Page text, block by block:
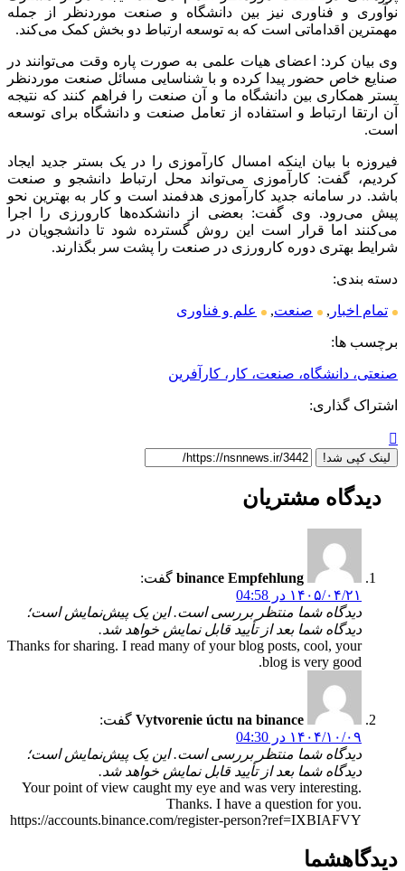
نوآوری و فناوری نیز بین دانشگاه و صنعت موردنظر از جمله
مهمترین اقداماتی است که به توسعه ارتباط دو بخش کمک می‌کند.
وی بیان کرد: اعضای هیات علمی به صورت پاره وقت می‌توانند در
صنایع خاص حضور پیدا کرده و با شناسایی مسائل صنعت موردنظر
بستر همکاری بین دانشگاه ما و آن صنعت را فراهم کنند که نتیجه
آن ارتقا ارتباط و استفاده از تعامل صنعت و دانشگاه برای توسعه
است.
فیروزه با بیان اینکه امسال کارآموزی را در یک بستر جدید ایجاد
کردیم، گفت: کارآموزی می‌تواند محل ارتباط دانشجو و صنعت
باشد. در سامانه جدید کارآموزی هدفمند است و کار به بهترین نحو
پیش می‌رود. وی گفت: بعضی از دانشکده‌ها کارورزی را اجرا
می‌کنند اما قرار است این روش گسترده شود تا دانشجویان در
شرایط بهتری دوره کارورزی در صنعت را پشت سر بگذارند.
دسته بندی:
تمام اخبار , صنعت, علم و فناوری
برچسب ها:
صنعتی، دانشگاه، صنعت، کار، کارآفرین
اشتراک گذاری:
لینک کپی شد!
دیدگاه مشتریان
binance Empfehlung گفت:
۱۴۰۵/۰۴/۲۱ در 04:58
دیدگاه شما منتظر بررسی است. این یک پیش‌نمایش است؛
دیدگاه شما بعد از تأیید قابل نمایش خواهد شد.
Thanks for sharing. I read many of your blog posts, cool, your
blog is very good.
Vytvorenie úctu na binance گفت:
۱۴۰۴/۱۰/۰۹ در 04:30
دیدگاه شما منتظر بررسی است. این یک پیش‌نمایش است؛
دیدگاه شما بعد از تأیید قابل نمایش خواهد شد.
Your point of view caught my eye and was very interesting.
Thanks. I have a question for you.
https://accounts.binance.com/register-person?ref=IXBIAFVY
دیدگاهشما